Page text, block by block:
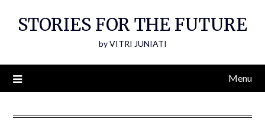
STORIES FOR THE FUTURE
by VITRI JUNIATI
Menu